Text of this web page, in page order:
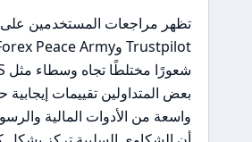
تظهر مراجعات المستخدمين
بعض المتداولين تقييمات
واسعة من الأدوات المالية